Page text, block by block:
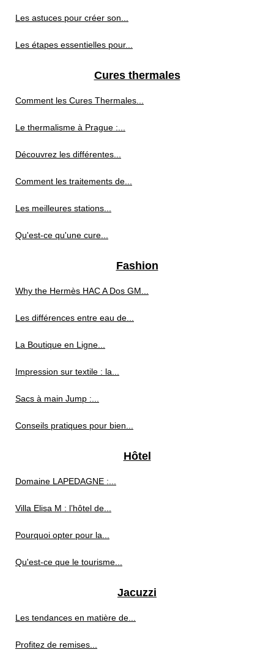
Les astuces pour créer son...
Les étapes essentielles pour...
Cures thermales
Comment les Cures Thermales...
Le thermalisme à Prague :...
Découvrez les différentes...
Comment les traitements de...
Les meilleures stations...
Qu'est-ce qu'une cure...
Fashion
Why the Hermès HAC A Dos GM...
Les différences entre eau de...
La Boutique en Ligne...
Impression sur textile : la...
Sacs à main Jump :...
Conseils pratiques pour bien...
Hôtel
Domaine LAPEDAGNE :...
Villa Elisa M : l’hôtel de...
Pourquoi opter pour la...
Qu'est-ce que le tourisme...
Jacuzzi
Les tendances en matière de...
Profitez de remises...